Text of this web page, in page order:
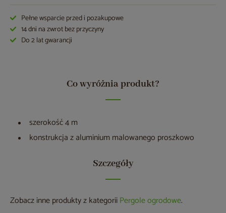
Pełne wsparcie przed i pozakupowe
14 dni na zwrot bez przyczyny
Do 2 lat gwarancji
Co wyróżnia produkt?
szerokość 4 m
konstrukcja z aluminium malowanego proszkowo
Szczegóły
Zobacz inne produkty z kategoriiPergole ogrodowe.